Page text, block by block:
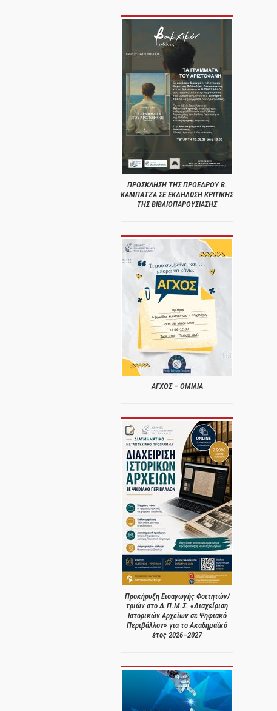
ΠΡΟΣΚΛΗΣΗ ΤΗΣ ΠΡΟΕΔΡΟΥ Β.
ΚΑΜΠΑΤΖΑ ΣΕ ΕΚΔΗΛΩΣΗ ΚΡΙΤΙΚΗΣ
ΤΗΣ ΒΙΒΛΙΟΠΑΡΟΥΣΙΑΣΗΣ
ΑΓΧΟΣ – ΟΜΙΛΙΑ
Προκήρυξη Εισαγωγής Φοιτητών/
τριών στο Δ.Π.Μ.Σ. «Διαχείριση
Ιστορικών Αρχείων σε Ψηφιακό
Περιβάλλον» για το Ακαδημαϊκό
έτος 2026–2027